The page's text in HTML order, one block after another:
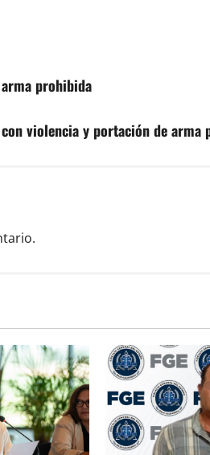
prohibida
violencia y portación de arma